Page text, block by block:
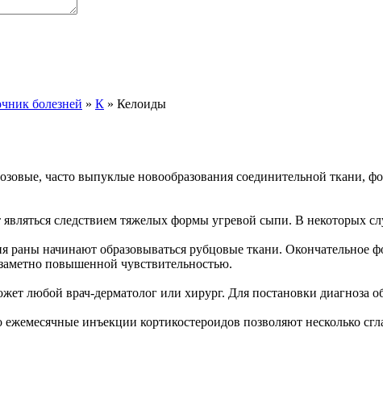
болезней » К » Келоиды
часто выпуклые новообразования соединительной
следствием тяжелых формы угревой сыпи. В некоторых
раны начинают образовываться рубцовые ткани. Окончательное
повышенной чувствительностью.
любой врач-дерматолог или хирург. Для постановки диагноза
ежемесячные инъекции кортикостероидов позволяют несколько